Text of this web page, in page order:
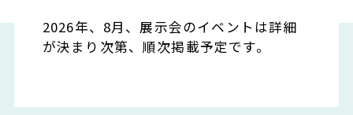
2026年、8月、展示会のイベントは詳細
が決まり次第、順次掲載予定です。